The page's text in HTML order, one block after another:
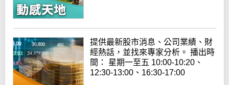
提供最新股市消息、公司業績、財
經熱話，並找來專家分析。 播出時
間： 星期一至五 10:00-10:20、
12:30-13:00、16:30-17:00